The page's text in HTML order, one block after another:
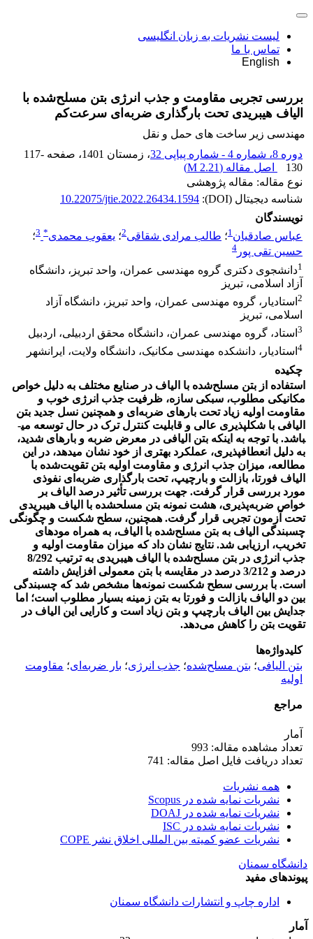
لیست نشریات به زبان انگلیسی
تماس با ما
English
بررسی تجربی مقاومت و جذب انرژی بتن مسلح‌شده با
الیاف هیبریدی تحت بارگذاری ضربه‌ای سرعت‌کم
مهندسی زیر ساخت های حمل و نقل
دوره 8، شماره 4 - شماره پیاپی 32
، زمستان 1401 ، صفحه 117-
130
اصل مقاله (2.21 M
)
نوع مقاله: مقاله پژوهشی
شناسه دیجیتال (DOI):
10.22075/jtie.2022.26434.1594
نویسندگان
عباس صادقیان1؛ طالب مرادی شقاقی2؛ یعقوب محمدی*
3؛
حسین تقی پور 4
1دانشجوی دکتری گروه مهندسی عمران، واحد تبریز، دانشگاه
آزاد اسلامی، تبریز
2 استادیار، گروه مهندسی عمران، واحد تبریز، دانشگاه آزاد
اسلامی، تبریز
3 استاد، گروه مهندسی عمران، دانشگاه محقق اردبیلی، اردبیل
4 استادیار، دانشکده مهندسی مکانیک، دانشگاه ولایت، ایرانشهر
چکیده
استفاده از بتن مسلح­‌شده با الیاف در صنایع مختلف به دلیل خواص
مکانیکی مطلوب، سبکی سازه، ظرفیت جذب انرژی خوب و
مقاومت اولیه زیاد تحت بارهای ضربه‌ای و همچنین نسل جدید بتن
الیافی با شکل­پذیری عالی و قابلیت کنترل ترک در حال توسعه می­
باشد. با توجه به اینکه بتن الیافی در معرض ضربه و بارهای شدید،
به دلیل انعطاف­پذیری، عملکرد بهتری از خود نشان میدهد، در این
مطالعه، میزان جذب انرژی و مقاومت اولیه بتن تقویت‌شده با
الیاف فورتا، بازالت و بارچیپ، تحت بارگذاری ضربه‌ای نفوذی
مورد بررسی قرار گرفت. جهت بررسی تأثیر درصد الیاف بر
خواص ضربه‌پذیری، هشت نمونه بتن مسلح­شده با الیاف هیبریدی
تحت آزمون تجربی قرار گرفت. همچنین، سطح شکست و چگونگی
چسبندگی الیاف به بتن مسلح­‌شده با الیاف، به همراه مودهای
تخریب، ارزیابی شد. نتایج نشان داد که میزان مقاومت اولیه و
جذب انرژی در بتن مسلح‌شده با الیاف هیبریدی به ترتیب 8/292
درصد و 3/212 درصد در مقایسه با بتن معمولی افزایش داشته
است. با بررسی سطح شکست نمونه‌ها مشخص شد که چسبندگی
بین دو الیاف بازالت و فورتا به بتن زمینه بسیار مطلوب است؛ اما
جدایش بین الیاف بارچیپ و بتن زیاد است و کارایی این الیاف در
تقویت بتن را کاهش می‌دهد.
کلیدواژه‌ها
بتن الیافی؛ بتن مسلح‌شده؛ جذب انرژی؛ بار ضربه‌ای؛ مقاومت
اولیه
مراجع
آمار
تعداد مشاهده مقاله: 993
تعداد دریافت فایل اصل مقاله: 741
همه نشریات
نشریات نمایه شده در Scopus
نشریات نمایه شده در DOAJ
نشریات نمایه شده در ISC
نشریات عضو کمیته بین المللی اخلاق نشر COPE
دانشگاه سمنان
پیوندهای مفید
اداره چاپ و انتشارات دانشگاه سمنان
آمار